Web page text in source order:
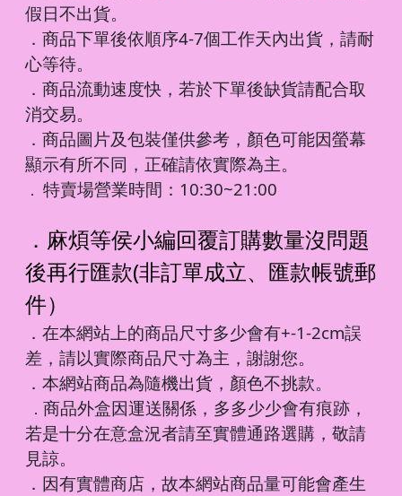
假日不出貨。
．商品下單後依順序4-7個工作天內出貨，請耐
心等待。
．商品流動速度快，若於下單後缺貨請配合取
消交易。
．商品圖片及包裝僅供參考，顏色可能因螢幕
顯示有所不同，正確請依實際為主。
． 特賣場營業時間：10:30~21:00
．麻煩等侯小編回覆訂購數量沒問題
後再行匯款(非訂單成立、匯款帳號郵
件）
．在本網站上的商品尺寸多少會有+-1-2cm誤
差，請以實際商品尺寸為主，謝謝您。
．本網站商品為隨機出貨，顏色不挑款。
． 商品外盒因運送關係，多多少少會有痕跡，
若是十分在意盒況者請至實體通路選購，敬請
見諒。
．因有實體商店，故本網站商品量可能會產生